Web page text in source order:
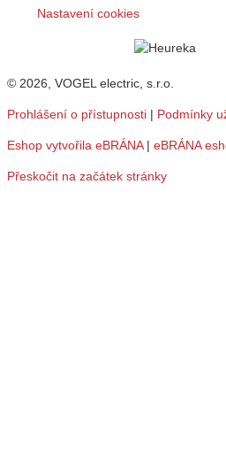
Nastavení cookies
© 2026, VOGEL electric, s.r.o.
Prohlášení o přístupnosti | Podmínky
Eshop vytvořila eBRÁNA| eBRÁNA
Přeskočit na začátek stránky